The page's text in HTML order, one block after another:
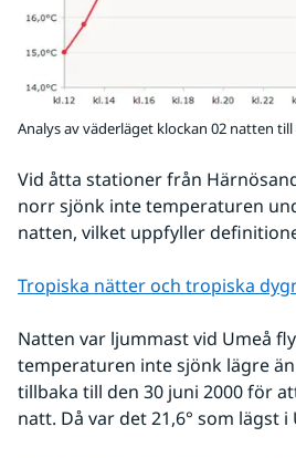
Analys av väderläget klockan 02 natten
Vid åtta stationer från
norr sjönk inte temperaturen
natten, vilket uppfyller
Tropiska nätter och tropiska
Natten var ljummast vid Umeå
temperaturen inte sjönk lägre
tillbaka till den 30 juni 2000 för
natt. Då var det 21,6° som lägst i